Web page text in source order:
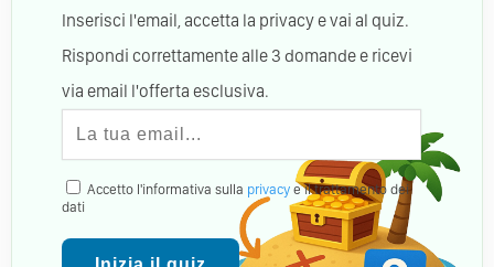
Inserisci l'email, accetta la privacy e vai al quiz.
Rispondi correttamente alle 3 domande e ricevi
via email l'offerta esclusiva.
Accetto l'informativa sulla privacy e il trattamento dei
dati